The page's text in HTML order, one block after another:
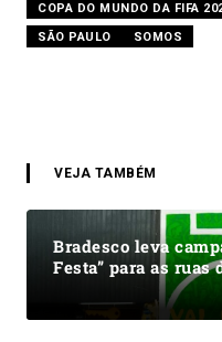
COPA DO MUNDO DA FIFA
SÃO PAULO
SOMOS
VEJA TAMBÉM
Bradesco leva
Festa” para as ruas